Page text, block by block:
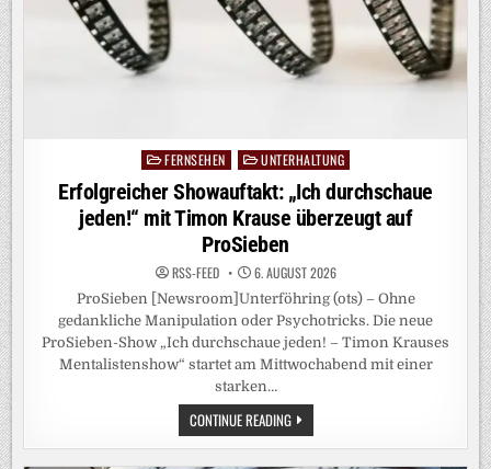
Posted
in
FERNSEHEN UNTERHALTUNG
Erfolgreicher Showauftakt: „Ich durchschaue
jeden!“ mit Timon Krause überzeugt auf
ProSieben
RSS-FEED 6. AUGUST 2026
ProSieben [Newsroom]Unterföhring (ots) – Ohne
gedankliche Manipulation oder Psychotricks. Die neue
ProSieben-Show „Ich durchschaue jeden! – Timon Krauses
Mentalistenshow“ startet am Mittwochabend mit einer
starken…
CONTINUE READINGERFOLGREICHER
SHOWAUFTAKT:
„ICH
DURCHSCHAUE